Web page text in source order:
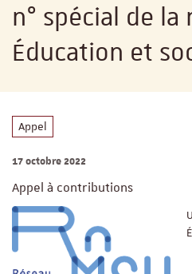
n° spécial de la
Éducation et
Appel
17 octobre 2022
Appel à contributions